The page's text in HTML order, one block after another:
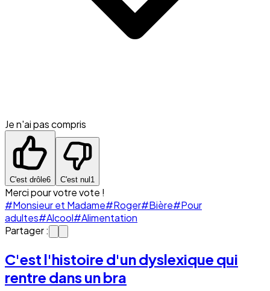
Je n'ai pas compris
C'est drôle6 C'est nul 1
Merci pour votre vote !
#Monsieur et Madame#Roger#Bière#Pour
adultes#Alcool#Alimentation
Partager :
C'est l'histoire d'un dyslexique qui
rentre dans un bra